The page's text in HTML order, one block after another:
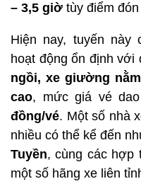
– 3,5 giờ tùy điểm
Hiện nay, tuyến này
hoạt động ổn định
ngồi, xe giường
cao, mức giá vé
đồng/vé. Một số nhà
nhiều có thể kể đến
Tuyền, cùng các hợp
một số hãng xe liên